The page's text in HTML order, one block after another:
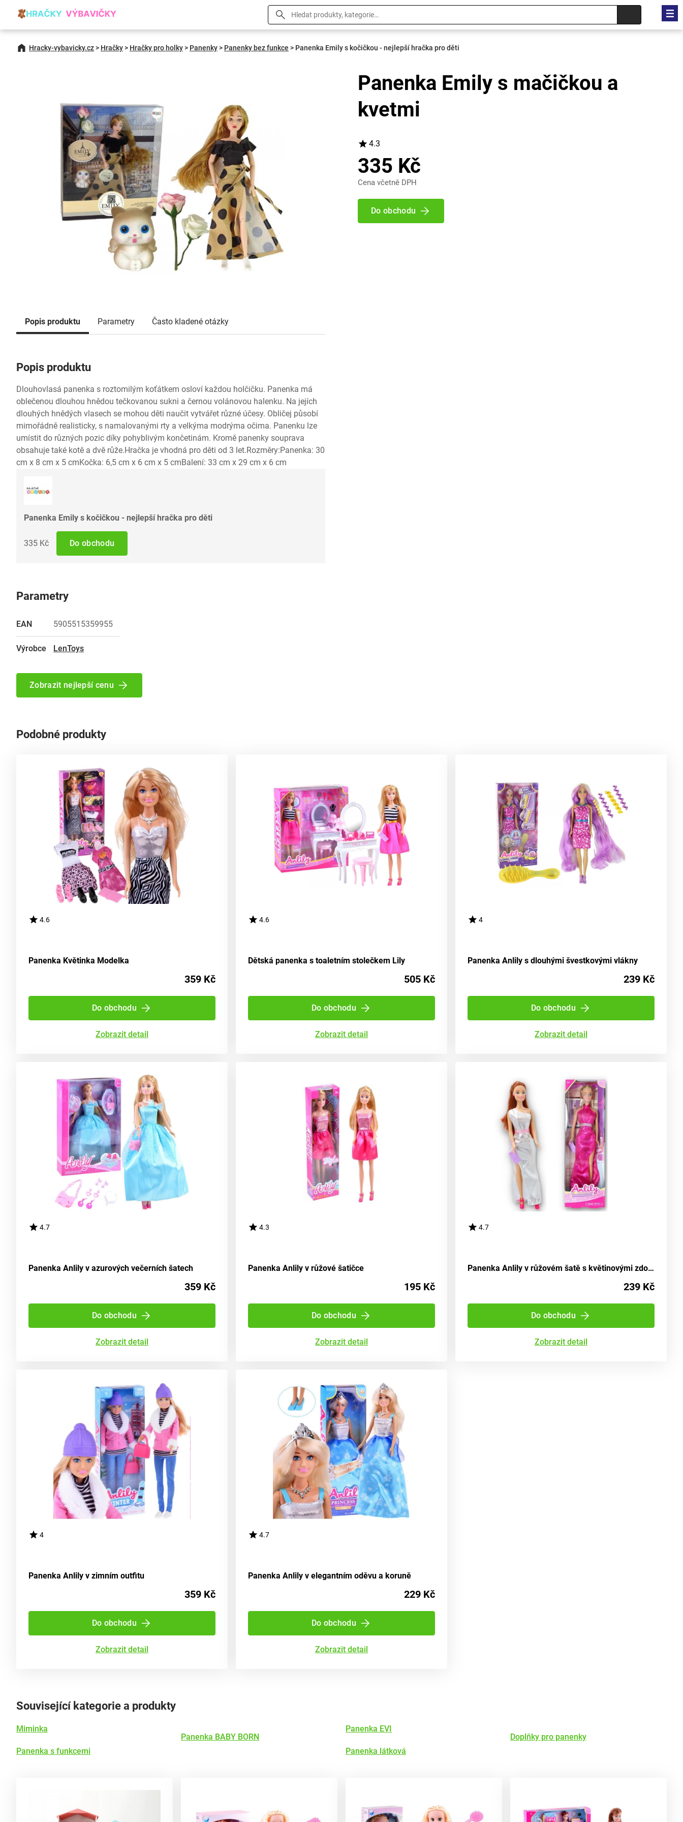
Hracky-vybavicky.cz> Hračky> Hračky pro holky> Panenky> Panenky bez funkce > Panenka Emily s kočičkou - nejlepší hračka pro děti
Popis produktu Parametry Často kladené otázky
Popis produktu
Dlouhovlasá panenka s roztomilým koťátkem osloví každou holčičku. Panenka má
oblečenou dlouhou hnědou tečkovanou sukni a černou volánovou halenku. Na jejích
dlouhých hnědých vlasech se mohou děti naučit vytvářet různé účesy. Obličej působí
mimořádně realisticky, s namalovanými rty a velkýma modrýma očima. Panenku lze
umístit do různých pozic díky pohyblivým končetinám. Kromě panenky souprava
obsahuje také kotě a dvě růže.Hračka je vhodná pro děti od 3 let.Rozměry:Panenka: 30
cm x 8 cm x 5 cmKočka: 6,5 cm x 6 cm x 5 cmBalení: 33 cm x 29 cm x 6 cm
Panenka Emily s kočičkou - nejlepší hračka pro děti
335 Kč Do obchodu
Parametry
EAN 5905515359955
Výrobce LenToys
Zobrazit nejlepší cenu
Panenka Emily s mačičkou a
kvetmi
4.3
335 Kč
Cena včetně DPH
Do obchodu
Podobné produkty
4.6
Panenka Květinka Modelka
359 Kč
Do obchodu
Zobrazit detail
4.6
Dětská panenka s toaletním stolečkem Lily
505 Kč
Do obchodu
Zobrazit detail
4
Panenka Anlily s dlouhými švestkovými vlákny
239 Kč
Do obchodu
Zobrazit detail
4.7
Panenka Anlily v azurových večerních šatech
359 Kč
Do obchodu
Zobrazit detail
4.3
Panenka Anlily v růžové šatičce
195 Kč
Do obchodu
Zobrazit detail
4.7
Panenka Anlily v růžovém šatě s květinovými zdobeními
239 Kč
Do obchodu
Zobrazit detail
4
Panenka Anlily v zimním outfitu
359 Kč
Do obchodu
Zobrazit detail
4.7
Panenka Anlily v elegantním oděvu a koruně
229 Kč
Do obchodu
Zobrazit detail
Související kategorie a produkty
Miminka
Panenka s funkcemi
Panenka BABY BORN
Panenka EVI
Panenka látková
Doplňky pro panenky